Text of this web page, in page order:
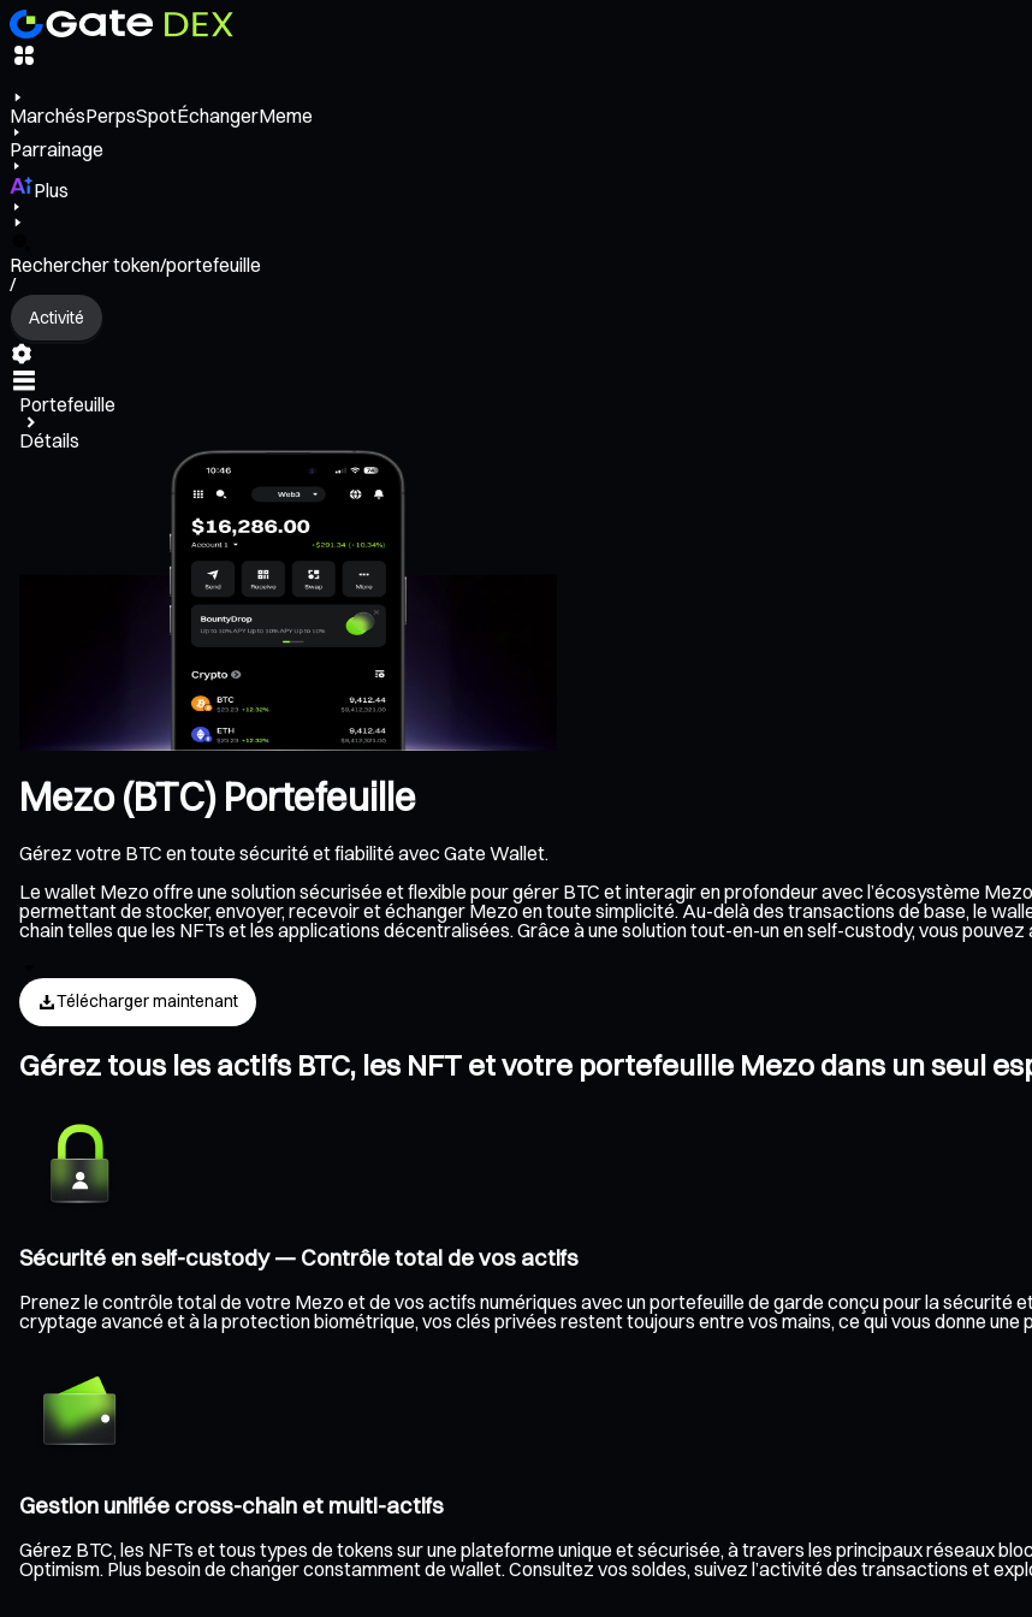
MarchésPerpsSpotÉchangerMeme
Parrainage
Plus
Rechercher token/portefeuille
/
Activité
Portefeuille
Détails
Mezo (BTC) Portefeuille
Gérez votre BTC en toute sécurité et fiabilité avec Gate Wallet.
Le wallet Mezo offre une solution sécurisée et flexible pour gérer BTC et interagir en profondeur avec l’écosystème
permettant de stocker, envoyer, recevoir et échanger Mezo en toute simplicité. Au-delà des transactions de base, le
chain telles que les NFTs et les applications décentralisées. Grâce à une solution tout-en-un en self-custody, vous
Télécharger maintenant
Gérez tous les actifs BTC, les NFT et votre portefeuille Mezo dans un seul
Sécurité en self-custody — Contrôle total de vos actifs
Prenez le contrôle total de votre Mezo et de vos actifs numériques avec un portefeuille de garde conçu pour la sécurité
cryptage avancé et à la protection biométrique, vos clés privées restent toujours entre vos mains, ce qui vous donne
Gestion unifiée cross-chain et multi-actifs
Gérez BTC, les NFTs et tous types de tokens sur une plateforme unique et sécurisée, à travers les principaux réseaux
Optimism. Plus besoin de changer constamment de wallet. Consultez vos soldes, suivez l’activité des transactions et